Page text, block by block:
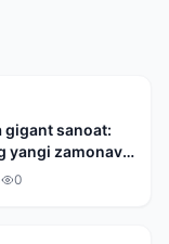
gigant sanoat:
yangi zamonaviy
0